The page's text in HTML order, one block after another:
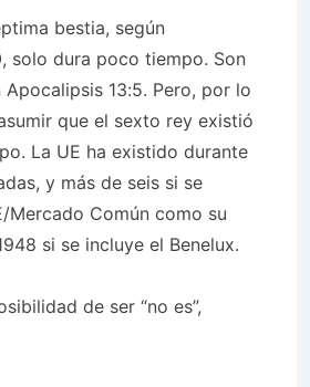
bestia, según
solo dura poco tiempo. Son
Apocalipsis 13:5. Pero, por lo
que el sexto rey existió
La UE ha existido durante
y más de seis si se
Mercado Común como su
si se incluye el Benelux.
de ser “no es”,